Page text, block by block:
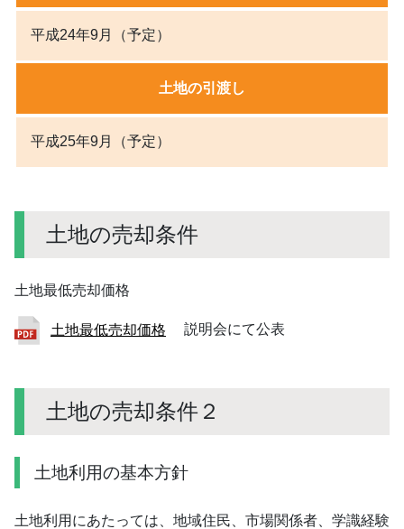
平成24年9月（予定）
土地の引渡し
平成25年9月（予定）
土地の売却条件
土地最低売却価格
土地最低売却価格 説明会にて公表
土地の売却条件２
土地利用の基本方針
土地利用にあたっては、地域住民、市場関係者、学識経験